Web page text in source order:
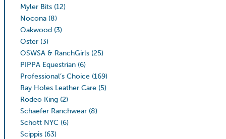
Myler Bits (12)
Nocona (8)
Oakwood (3)
Oster (3)
OSWSA & RanchGirls (25)
PIPPA Equestrian (6)
Professional’s Choice (169)
Ray Holes Leather Care (5)
Rodeo King (2)
Schaefer Ranchwear (8)
Schott NYC (6)
Scippis (63)